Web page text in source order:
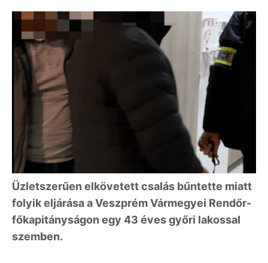
Üzletszerűen elkövetett csalás bűntette miatt
folyik eljárása a Veszprém Vármegyei Rendőr-
főkapitányságon egy 43 éves győri lakossal
szemben.